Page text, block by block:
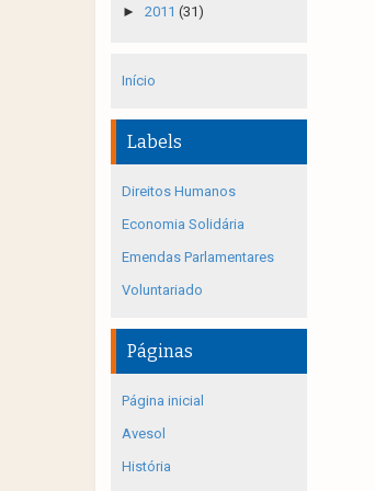
► 2011 (31)
Início
Labels
Direitos Humanos
Economia Solidária
Emendas Parlamentares
Voluntariado
Páginas
Página inicial
Avesol
História